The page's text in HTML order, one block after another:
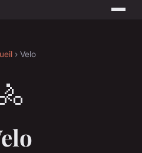
› Velo